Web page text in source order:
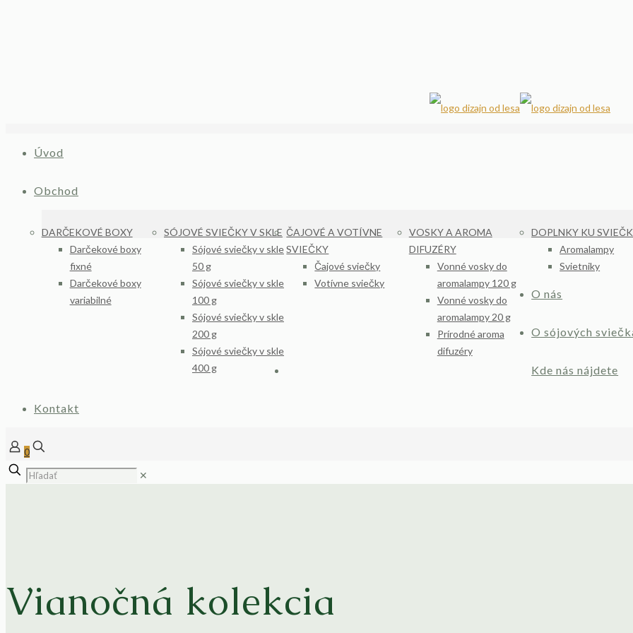
Úvod
Obchod
DARČEKOVÉ BOXY
Darčekové boxy
fixné
Darčekové boxy
variabilné
SÓJOVÉ SVIEČKY V SKLE
Sójové sviečky v skle
50 g
Sójové sviečky v skle
100 g
Sójové sviečky v skle
200 g
Sójové sviečky v skle
400 g
ČAJOVÉ A VOTÍVNE
SVIEČKY
Čajové sviečky
Votívne sviečky
VOSKY A AROMA
DIFUZÉRY
Vonné vosky do
aromalampy 120 g
Vonné vosky do
aromalampy 20 g
Prírodné aroma
difuzéry
DOPLNKY KU
Aromalampy
Svietniky
O nás
O sójových
Kde nás nájdete
Kontakt
0
✕
Vianočná kolekcia